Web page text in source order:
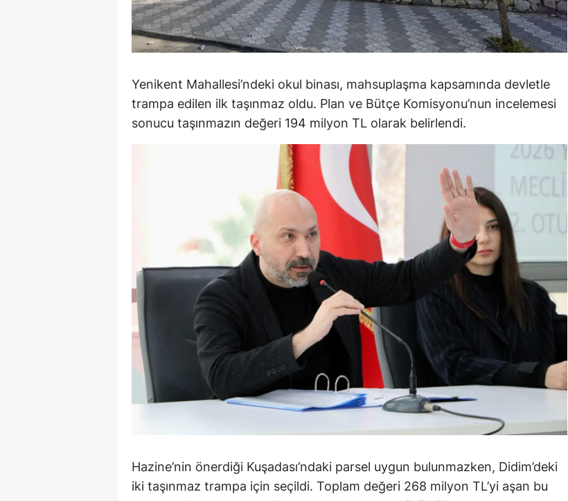
Karaman
Kırıkkale
Batman
Şırnak
Bartın
Ardahan
Yalova
Karabük
Kilis
Osmaniye
Düzce
Yenikent Mahallesi’ndeki okul binası, mahsuplaşma kapsamında devletle
trampa edilen ilk taşınmaz oldu. Plan ve Bütçe Komisyonu’nun incelemesi
sonucu taşınmazın değeri 194 milyon TL olarak belirlendi.
Hazine’nin önerdiği Kuşadası’ndaki parsel uygun bulunmazken, Didim’deki
iki taşınmaz trampa için seçildi. Toplam değeri 268 milyon TL’yi aşan bu